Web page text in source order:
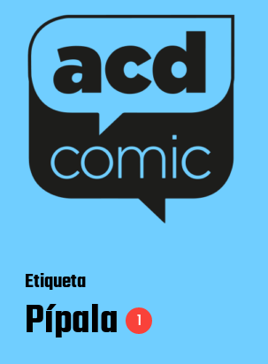
Etiqueta
Pípala 1